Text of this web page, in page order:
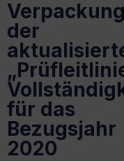
der
für das
Bezugsjahr
2020